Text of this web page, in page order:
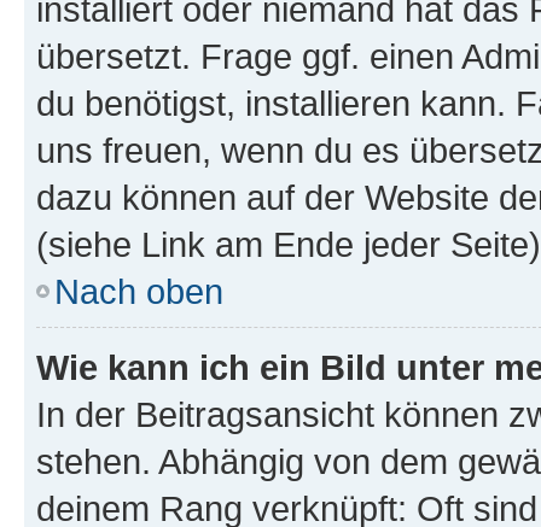
installiert oder niemand hat das
übersetzt. Frage ggf. einen
du benötigst, installieren kann.
uns freuen, wenn du es
dazu können auf der Website
(siehe Link am Ende jeder
Nach oben
Wie kann ich ein Bild unter
In der Beitragsansicht können
stehen. Abhängig von dem
deinem Rang verknüpft: Oft